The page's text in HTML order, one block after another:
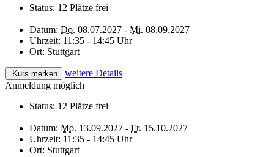
Status: 12 Plätze frei
Datum: Do. 08.07.2027 - Mi. 08.09.2027
Uhrzeit: 11:35 - 14:45 Uhr
Ort: Stuttgart
Kurs merken
weitere Details
Anmeldung möglich
Status: 12 Plätze frei
Datum: Mo. 13.09.2027 - Fr. 15.10.2027
Uhrzeit: 11:35 - 14:45 Uhr
Ort: Stuttgart